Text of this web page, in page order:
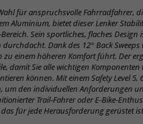
für anspruchsvolle Fahrradfahrer,
Aluminium, bietet dieser Lenker
Sein sportliches, flaches
Dank des 12° Back Sweeps
einem höheren Komfort führt. Der
damit Sie alle wichtigen Komponenten
können. Mit einem Safety Level 5,
um den individuellen Anforderungen
Trail-Fahrer oder E-Bike-
für jede Herausforderung gerüstet